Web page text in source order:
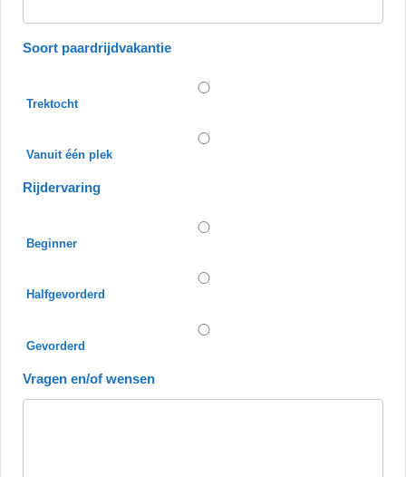
Soort paardrijdvakantie
Trektocht
Vanuit één plek
Rijdervaring
Beginner
Halfgevorderd
Gevorderd
Vragen en/of wensen